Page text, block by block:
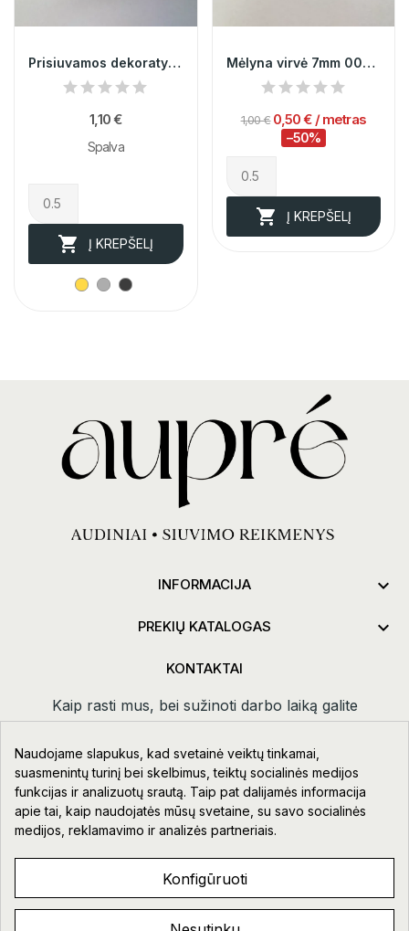
Prisiuvamos dekoratyvinės spaudės 10mm| 3...
1,10 €
Spalva
 Į KREPŠELĮ
Mėlyna virvė 7mm 000090
1,00 € 0,50 € / metras
−50%
 Į KREPŠELĮ
INFORMACIJA 
PREKIŲ KATALOGAS 
KONTAKTAI
Kaip rasti mus, bei sužinoti darbo laiką galite
paspauduskontaktai.
Taikos pr. 111-109, Klaipėda
+370 678 02418
info@aupre.lt
Facebook
Naudojame slapukus, kad svetainė veiktų tinkamai,
suasmenintų turinį bei skelbimus, teiktų socialinės medijos
funkcijas ir analizuotų srautą. Taip pat dalijamės informacija
apie tai, kaip naudojatės mūsų svetaine, su savo socialinės
medijos, reklamavimo ir analizės partneriais.
Konfigūruoti